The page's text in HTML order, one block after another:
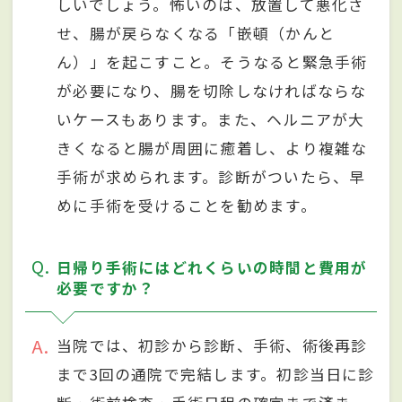
せ、腸が戻らなくなる「嵌頓（かんと
ん）」を起こすこと。そうなると緊急手術
が必要になり、腸を切除しなければならな
いケースもあります。また、ヘルニアが大
きくなると腸が周囲に癒着し、より複雑な
手術が求められます。診断がついたら、早
めに手術を受けることを勧めます。
Q
日帰り手術にはどれくらいの時間と費用が
必要ですか？
A
当院では、初診から診断、手術、術後再診
まで3回の通院で完結します。初診当日に診